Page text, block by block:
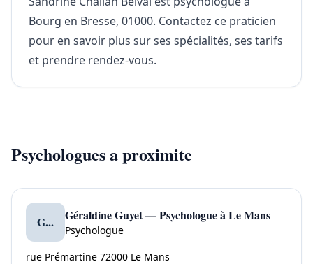
Bourg en Bresse, 01000. Contactez ce praticien
pour en savoir plus sur ses spécialités, ses tarifs
et prendre rendez-vous.
Psychologues a proximite
G... Géraldine Guyet — Psychologue à Le Mans
Psychologue
rue Prémartine 72000 Le Mans